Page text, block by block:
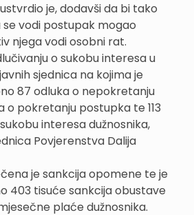
je, dodavši da bi tako
vodi postupak mogao
njega vodi osobni rat.
o sukobu interesa u
sjednica na kojima je
87 odluka o nepokretanju
o pokretanju postupka te 113
interesa dužnosnika,
Povjerenstva Dalija
je sankcija opomene te je
403 tisuće sankcija obustave
plaće dužnosnika.